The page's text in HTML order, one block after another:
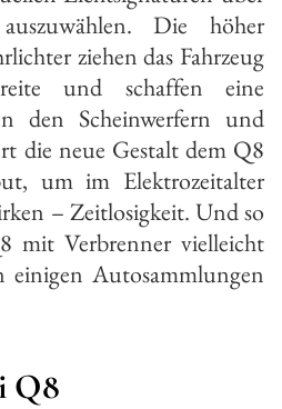
Die höher
ziehen das Fahrzeug
und schaffen eine
den Scheinwerfern und
die neue Gestalt dem Q8
um im Elektrozeitalter
– Zeitlosigkeit. Und so
mit Verbrenner vielleicht
einigen Autosammlungen
Q8